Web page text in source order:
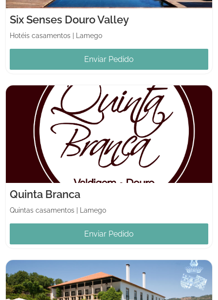
Six Senses Douro Valley
Hotéis casamentos Lamego
Enviar Pedido
Quinta Branca
Quintas casamentos Lamego
Enviar Pedido